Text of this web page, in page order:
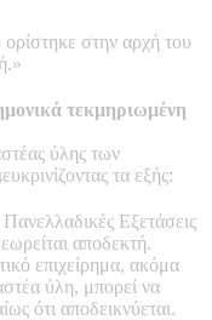
στην αρχή του
τεκμηριωμένη
ύλης των
τα εξής:
Εξετάσεις
αποδεκτή.
επιχείρημα, ακόμα
ύλη, μπορεί να
ότι αποδεικνύεται.